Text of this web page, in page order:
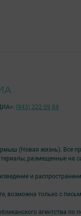
(Новая жизнь). Все
размещенные на
и
возможна только с
агентства по
(843) 222 09 84